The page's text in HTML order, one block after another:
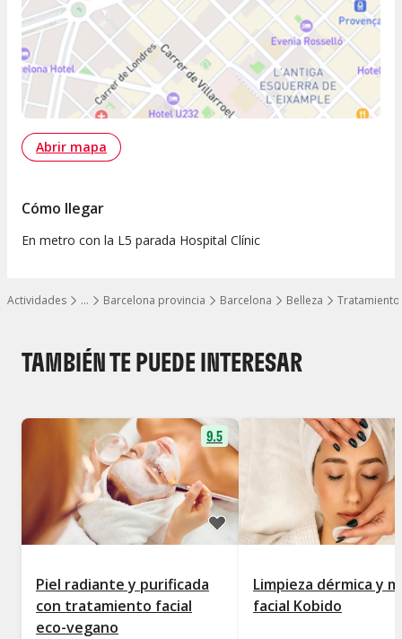
…
Mostrar todos los niveles
Actividades Barcelona provincia Barcelona Belleza
Abrir mapa
Cómo llegar
En metro con la L5 parada Hospital Clínic
TAMBIÉN TE PUEDE INTERESAR
9.5
Piel radiante y purificada
con tratamiento facial
eco-vegano
Limpieza dérmica y
facial Kobido